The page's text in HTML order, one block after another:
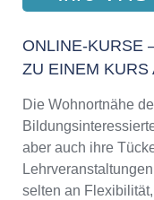
ONLINE-KURSE
ZU EINEM KURS
Die Wohnortnähe
aber auch ihre
selten an